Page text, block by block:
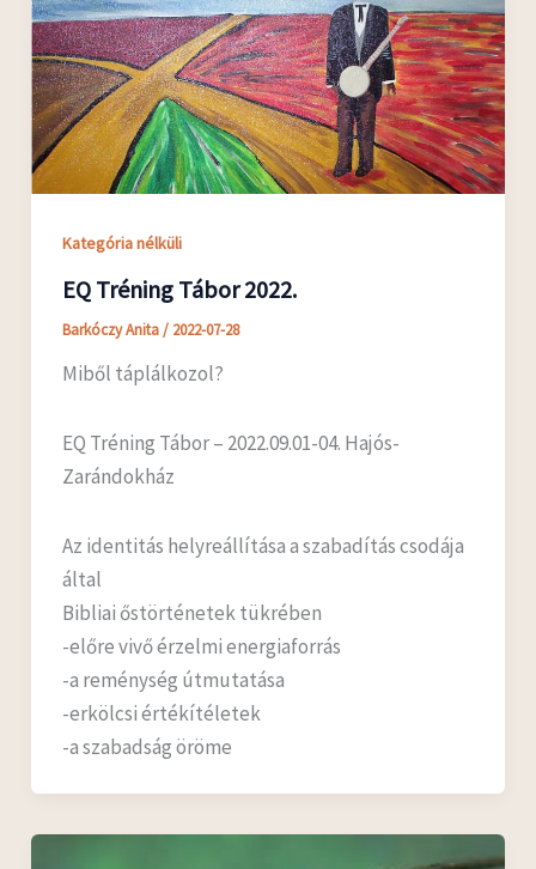
Kategória nélküli
EQ Tréning Tábor 2022.
Barkóczy Anita/ 2022-07-28
Miből táplálkozol?
EQ Tréning Tábor – 2022.09.01-04. Hajós-
Zarándokház
Az identitás helyreállítása a szabadítás csodája
által
Bibliai őstörténetek tükrében
-előre vivő érzelmi energiaforrás
-a reménység útmutatása
-erkölcsi értékítéletek
-a szabadság öröme